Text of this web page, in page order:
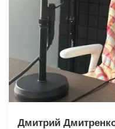
Дмитрий